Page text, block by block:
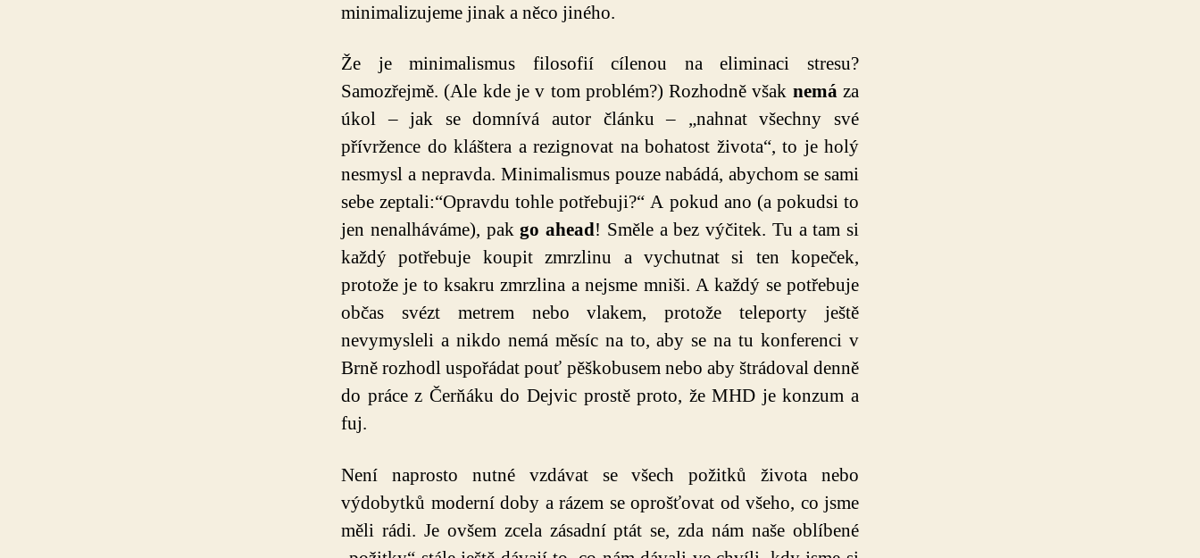
minimalizujeme jinak a něco jiného.
Že je minimalismus filosofií cílenou na eliminaci stresu?
Samozřejmě. (Ale kde je v tom problém?) Rozhodně však nemáza
úkol – jak se domnívá autor článku – „nahnat všechny své
přívržence do kláštera a rezignovat na bohatost života“, to je holý
nesmysl a nepravda. Minimalismus pouze nabádá, abychom se sami
sebe zeptali:“Opravdu tohle potřebuji?“ A pokud ano (a pokudsi to
jen nenalháváme), pakgo ahead! Směle a bez výčitek. Tu a tam si
každý potřebuje koupit zmrzlinu a vychutnat si ten kopeček,
protože je to ksakru zmrzlina a nejsme mniši. A každý se potřebuje
občas svézt metrem nebo vlakem, protože teleporty ještě
nevymysleli a nikdo nemá měsíc na to, aby se na tu konferenci v
Brně rozhodl uspořádat pouť pěškobusem nebo aby štrádoval denně
do práce z Čerňáku do Dejvic prostě proto, že MHD je konzum a
fuj.
Není naprosto nutné vzdávat se všech požitků života nebo
výdobytků moderní doby a rázem se oprošťovat od všeho, co jsme
měli rádi. Je ovšem zcela zásadní ptát se, zda nám naše oblíbené